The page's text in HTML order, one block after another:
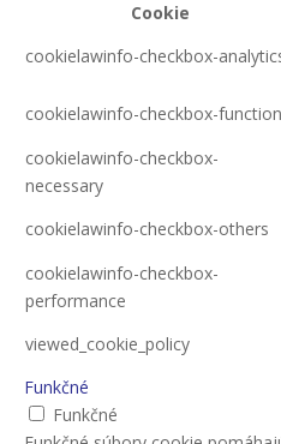
Cookie
cookielawinfo-checkbox-
cookielawinfo-checkbox-
cookielawinfo-checkbox-
necessary
cookielawinfo-checkbox-others
cookielawinfo-checkbox-
performance
viewed_cookie_policy
Funkčné
Funkčné